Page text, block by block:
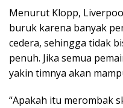
Menurut Klopp,
buruk karena banyak
cedera, sehingga tidak
penuh. Jika semua
yakin timnya akan
“Apakah itu merombak